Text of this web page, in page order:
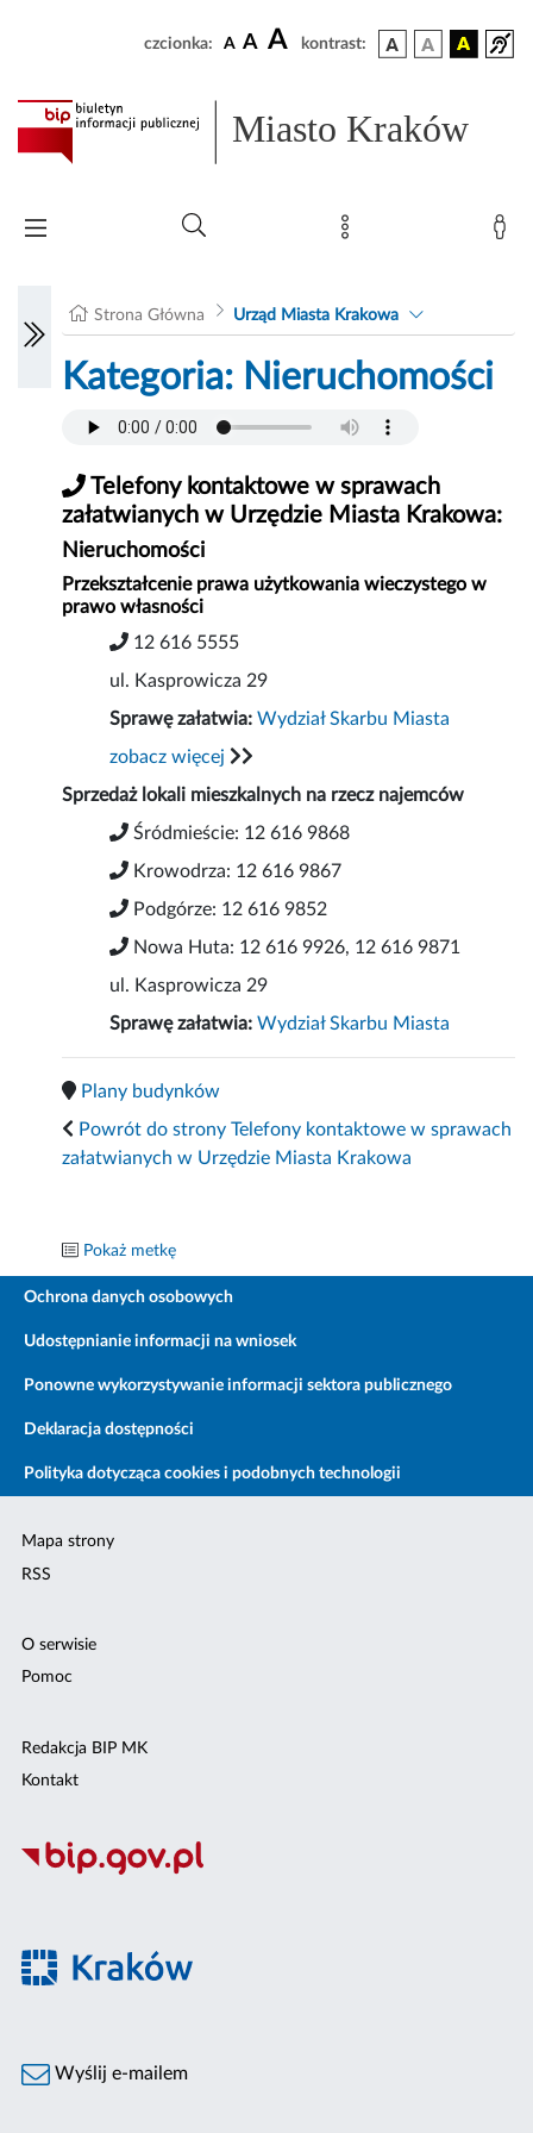
czcionka: A A A kontrast:
Miasto Kraków
Strona Główna Urząd Miasta Krakowa
Kategoria: Nieruchomości
Telefony kontaktowe w sprawach
załatwianych w Urzędzie Miasta Krakowa:
Nieruchomości
Przekształcenie prawa użytkowania wieczystego w
prawo własności
12 616 5555
ul. Kasprowicza 29
Sprawę załatwia: Wydział Skarbu Miasta
zobacz więcej
Sprzedaż lokali mieszkalnych na rzecz najemców
Śródmieście: 12 616 9868
Krowodrza: 12 616 9867
Podgórze: 12 616 9852
Nowa Huta: 12 616 9926, 12 616 9871
ul. Kasprowicza 29
Sprawę załatwia: Wydział Skarbu Miasta
Plany budynków
Powrót do strony Telefony kontaktowe w sprawach
załatwianych w Urzędzie Miasta Krakowa
Pokaż metkę
Ochrona danych osobowych
Udostępnianie informacji na wniosek
Ponowne wykorzystywanie informacji sektora publicznego
Deklaracja dostępności
Polityka dotycząca cookies i podobnych technologii
Mapa strony
RSS
O serwisie
Pomoc
Redakcja BIP MK
Kontakt
Wyślij e-mailem